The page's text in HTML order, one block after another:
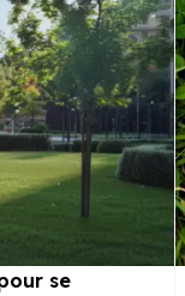
19 min à pied.
à 142 m, soit 0 min
pied.
1 min en voiture
se